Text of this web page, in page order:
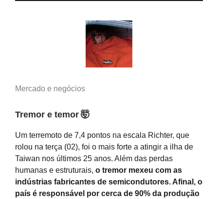
Mercado e negócios
Tremor e temor 🤯
Um terremoto de 7,4 pontos na escala Richter, que
rolou na terça (02), foi o mais forte a atingir a ilha de
Taiwan nos últimos 25 anos. Além das perdas
humanas e estruturais, o tremor mexeu com as
indústrias fabricantes de semicondutores. Afinal, o
país é responsável por cerca de 90% da produção